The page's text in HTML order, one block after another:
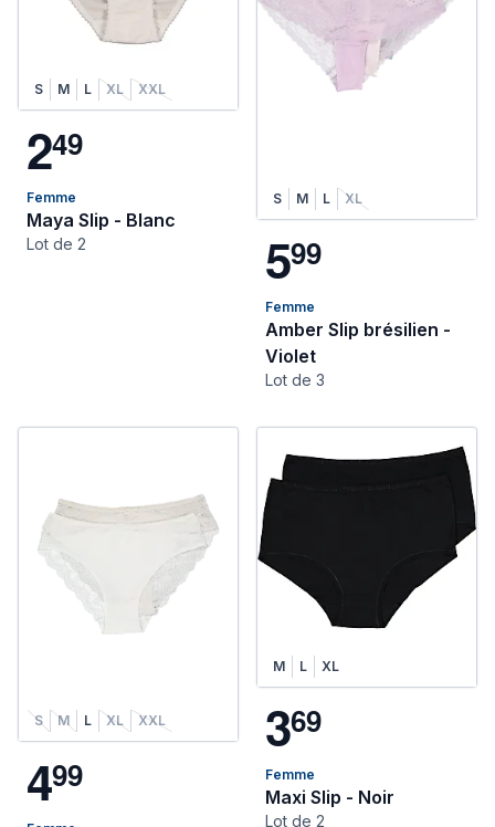
S M L XL XXL
249
Femme
Maya Slip - Blanc
Lot de 2
S M L XL
599
Femme
Amber Slip brésilien -
Violet
Lot de 3
S M L XL XXL
499
M L XL
369
Femme
Maxi Slip - Noir
Lot de 2